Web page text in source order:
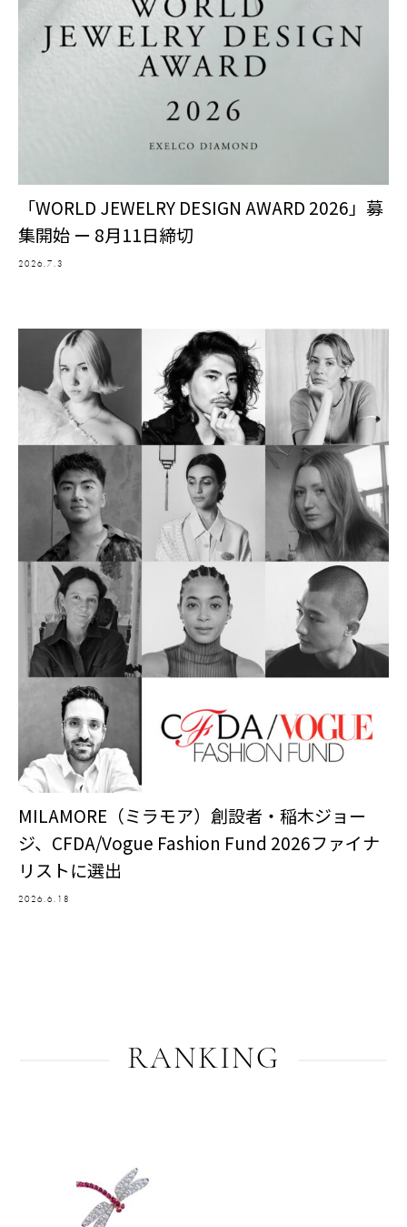
「WORLD JEWELRY DESIGN AWARD 2026」募
集開始 ー 8月11日締切
2026.7.3
MILAMORE（ミラモア）創設者・稲木ジョー
ジ、CFDA/Vogue Fashion Fund 2026ファイナ
リストに選出
2026.6.18
RANKING